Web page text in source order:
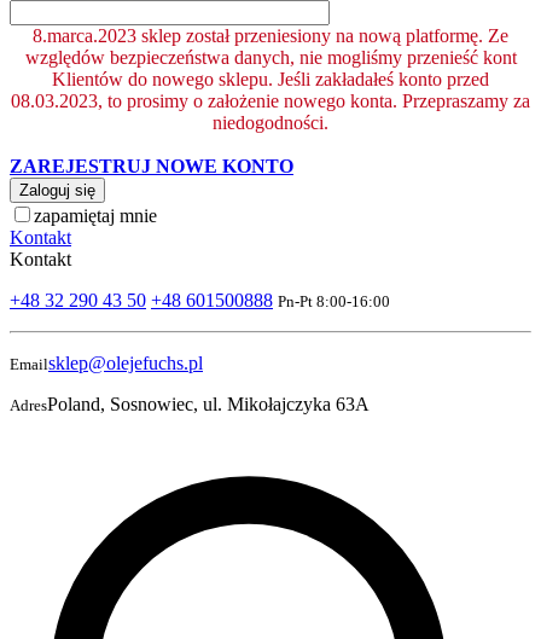
8.marca.2023 sklep został przeniesiony na nową platformę. Ze
względów bezpieczeństwa danych, nie mogliśmy przenieść kont
Klientów do nowego sklepu. Jeśli zakładałeś konto przed
08.03.2023, to prosimy o założenie nowego konta. Przepraszamy za
niedogodności.
ZAREJESTRUJ NOWE KONTO
Zaloguj się
zapamiętaj mnie
Kontakt
Kontakt
+48 32 290 43 50 +48 601500888 Pn-Pt 8:00-16:00
Emailsklep@olejefuchs.pl
AdresPoland, Sosnowiec, ul. Mikołajczyka 63A